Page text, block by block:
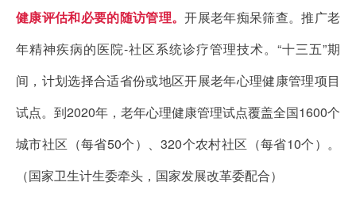
健康评估和必要的随访管理。开展老年痴呆筛查。推广老
年精神疾病的医院-社区系统诊疗管理技术。“十三五”期
间，计划选择合适省份或地区开展老年心理健康管理项目
试点。到2020年，老年心理健康管理试点覆盖全国1600个
城市社区（每省50个）、320个农村社区（每省10个）。
（国家卫生计生委牵头，国家发展改革委配合）